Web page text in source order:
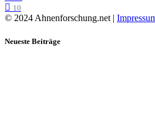
10
© 2024 Ahnenforschung.net |
Neueste Beiträge